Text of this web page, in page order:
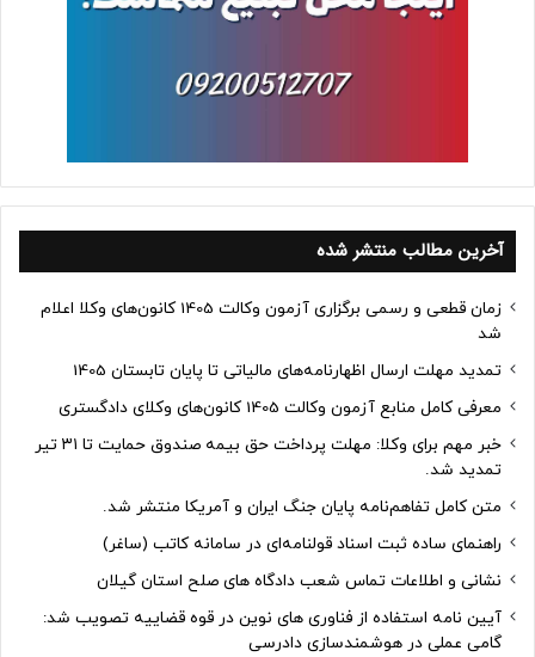
آخرین مطالب منتشر شده
زمان قطعی و رسمی برگزاری آزمون وکالت 1405 کانون‌های وکلا اعلام
شد
تمدید مهلت ارسال اظهارنامه‌های مالیاتی تا پایان تابستان 1405
معرفی کامل منابع آزمون وکالت 1405 کانون‌های وکلای دادگستری
خبر مهم برای وکلا: مهلت پرداخت حق بیمه صندوق حمایت تا ۳۱ تیر
تمدید شد.
متن کامل تفاهم‌نامه پایان جنگ ایران و آمریکا منتشر شد.
راهنمای ساده ثبت اسناد قولنامه‌ای در سامانه کاتب (ساغر)
نشانی و اطلاعات تماس شعب دادگاه های صلح استان گیلان
آیین نامه استفاده از فناوری های نوین در قوه قضاییه تصویب شد:
گامی عملی در هوشمندسازی دادرسی